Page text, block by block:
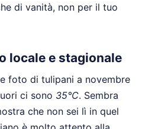
di vanità, non per il tuo
locale e stagionale
foto di tulipani a novembre
ci sono 35°C. Sembra
che non sei lì in quel